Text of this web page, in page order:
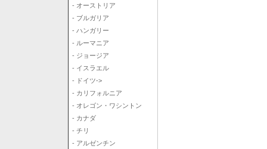
- オーストリア
- ブルガリア
- ハンガリー
- ルーマニア
- ジョージア
- イスラエル
- ドイツ->
- カリフォルニア
- オレゴン・ワシントン
- カナダ
- チリ
- アルゼンチン